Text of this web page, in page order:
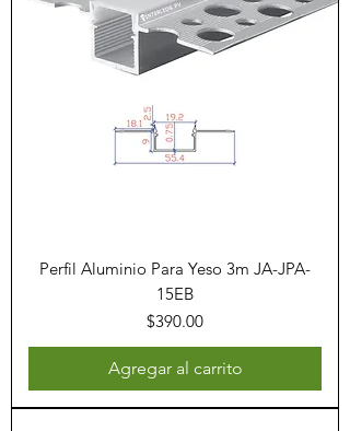
Perfil Aluminio Para Yeso 3m JA-JPA-
15EB
Precio
$390.00
Agregar al carrito